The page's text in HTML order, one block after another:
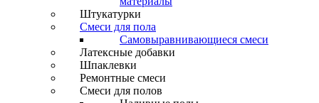
Штукатурки
Смеси для пола
Самовыравнивающиеся смеси
Латексные добавки
Шпаклевки
Ремонтные смеси
Смеси для полов